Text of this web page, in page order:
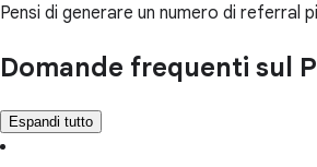
Pensi di generare un numero di referral
Domande frequenti sul
Espandi tutto